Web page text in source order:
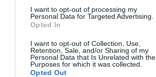
I want to opt-out of processing my
Personal Data for Targeted Advertising.
Opted In
I want to opt-out of Collection, Use,
Retention, Sale, and/or Sharing of my
Personal Data that Is Unrelated with the
Purposes for which it was collected.
Opted Out